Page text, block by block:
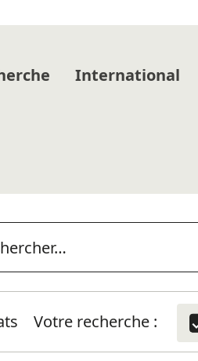
International
Votre recherche :